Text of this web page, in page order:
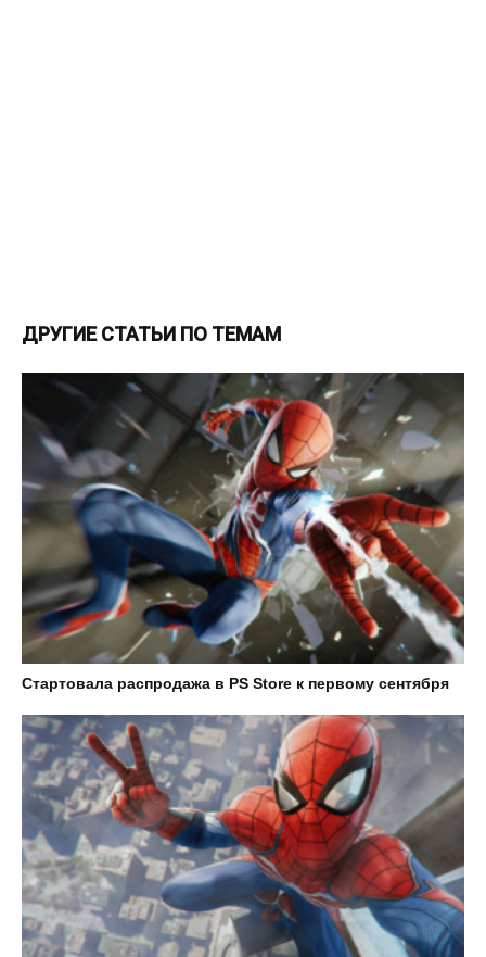
ДРУГИЕ СТАТЬИ ПО ТЕМАМ
Стартовала распродажа в PS Store к первому сентября